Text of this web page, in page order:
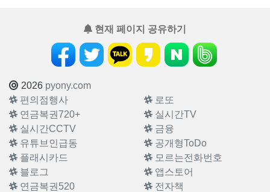
현재 페이지 공유하기
2026 pyony.com
편의점행사
로또
연금복권720+
실시간TV
실시간CCTV
금융
유튜브인급동
공개형ToDo
플래시카드
모르는전화번호
블로그
앱스토어
연금복권520
전자책